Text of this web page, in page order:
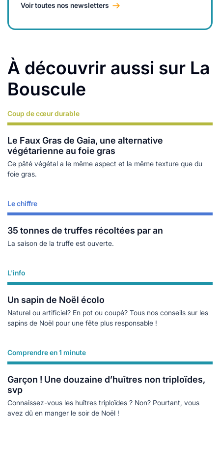
Voir toutes nos newsletters
À découvrir aussi sur La
Bouscule
Coup de cœur durable
Le Faux Gras de Gaia, une alternative
végétarienne au foie gras
Ce pâté végétal a le même aspect et la même texture que du
foie gras.
Lire plus
Le chiffre
35 tonnes de truffes récoltées par an
La saison de la truffe est ouverte.
Lire plus
L'info
Un sapin de Noël écolo
Naturel ou artificiel? En pot ou coupé? Tous nos conseils sur les
sapins de Noël pour une fête plus responsable !
Lire plus
Comprendre en 1 minute
Garçon ! Une douzaine d’huîtres non triploïdes,
svp
Connaissez-vous les huîtres triploïdes ? Non? Pourtant, vous
avez dû en manger le soir de Noël !
Lire plus